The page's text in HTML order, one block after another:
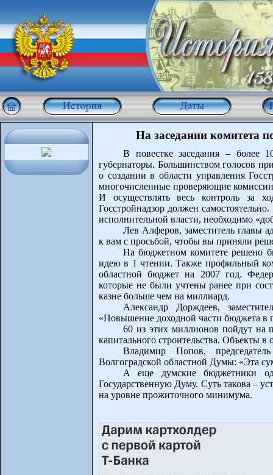
На заседании комитета
В повестке заседания – более
губернаторы. Большинством голосов
о создании в области управления
многочисленные проверяющие
И осуществлять весь контроль за
Госстройнадзор должен
исполнительной власти, необходимо
Лев Алферов, заместитель главы
к вам с просьбой, чтобы вы приняли
На бюджетном комитете решено
идею в 1 чтении. Также профильный
областной бюджет на 2007 год.
которые не были учтены ранее при
казне больше чем на миллиард.
Александр Дорждеев,
«Повышение доходной части бюджета в
60 из этих миллионов пойдут на
капитального строительства. Объекты
Владимир Попов,
Волгоградской областной Думы: «Эта
А еще думские бюджетники
Государственную Думу. Суть такова –
на уровне прожиточного минимума.